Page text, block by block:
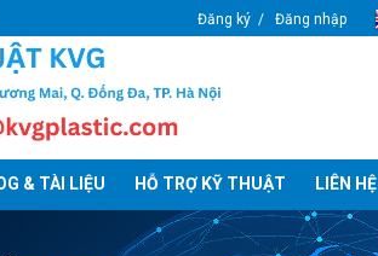
Đăng ký Đăng nhập
& TÀI LIỆU HỖ TRỢ KỸ THUẬT LIÊN HỆ